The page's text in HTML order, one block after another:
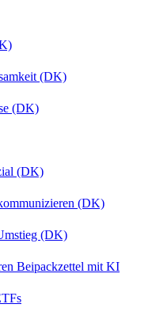
(DK)
(DK)
(DK)
(DK)
(DK)
Beipackzettel mit KI